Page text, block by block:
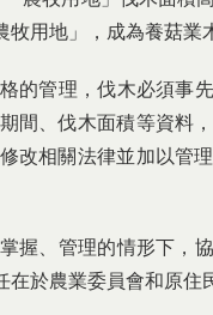
用地」，成為養菇業
的管理，伐木必須事
間、伐木面積等資料
改相關法律並加以管
握、管理的情形下，
於農業委員會和原住